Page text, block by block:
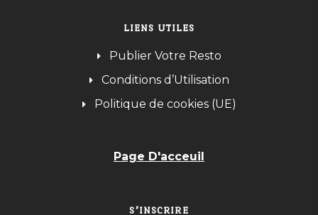
LIENS UTILES
Publier Votre Resto
Conditions d’Utilisation
Politique de cookies (UE)
Page D'acceuil
S’INSCRIRE